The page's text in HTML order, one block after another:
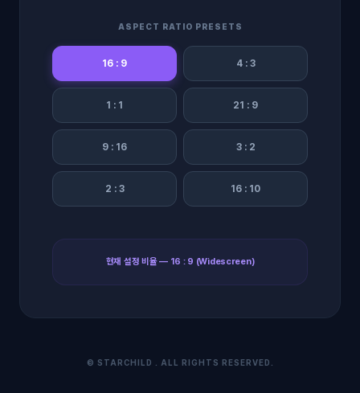
ASPECT RATIO PRESETS
16 : 9 4 : 3
1 : 1 21 : 9
9 : 16 3 : 2
2 : 3 16 : 10
현재 설정 비율 — 16 : 9 (Widescreen)
© STARCHILD . ALL RIGHTS RESERVED.